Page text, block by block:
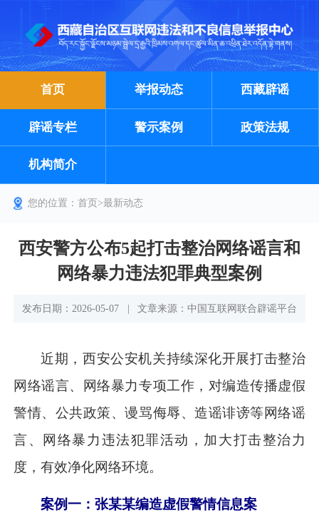
首页 举报动态 西藏辟谣
辟谣专栏 警示案例 政策法规
机构简介
您的位置：首页>最新动态
西安警方公布5起打击整治网络谣言和
网络暴力违法犯罪典型案例
发布日期：2026-05-07 | 文章来源：中国互联网联合辟谣平台
近期，西安公安机关持续深化开展打击整治
网络谣言、网络暴力专项工作，对编造传播虚假
警情、公共政策、谩骂侮辱、造谣诽谤等网络谣
言、网络暴力违法犯罪活动，加大打击整治力
度，有效净化网络环境。
案例一：张某某编造虚假警情信息案